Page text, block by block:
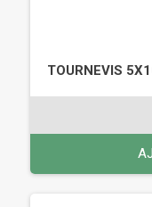
TOURNEVIS